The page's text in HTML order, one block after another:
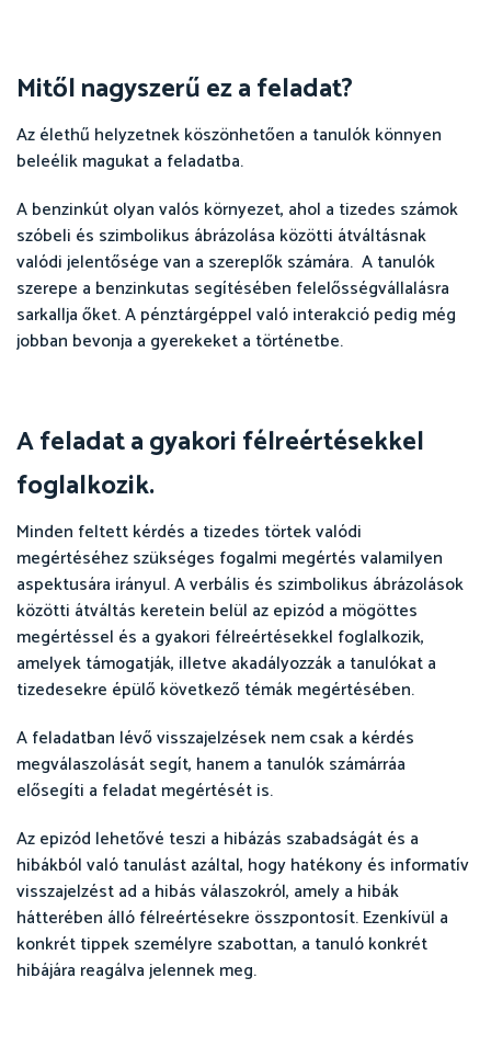
Mitől nagyszerű ez a feladat?
Az élethű helyzetnek köszönhetően a tanulók könnyen
beleélik magukat a feladatba.
A benzinkút olyan valós környezet, ahol a tizedes számok
szóbeli és szimbolikus ábrázolása közötti átváltásnak
valódi jelentősége van a szereplők számára. A tanulók
szerepe a benzinkutas segítésében felelősségvállalásra
sarkallja őket. A pénztárgéppel való interakció pedig még
jobban bevonja a gyerekeket a történetbe.
A feladat a gyakori félreértésekkel
foglalkozik.
Minden feltett kérdés a tizedes törtek valódi
megértéséhez szükséges fogalmi megértés valamilyen
aspektusára irányul. A verbális és szimbolikus ábrázolások
közötti átváltás keretein belül az epizód a mögöttes
megértéssel és a gyakori félreértésekkel foglalkozik,
amelyek támogatják, illetve akadályozzák a tanulókat a
tizedesekre épülő következő témák megértésében.
A feladatban lévő visszajelzések nem csak a kérdés
megválaszolását segít, hanem a tanulók számárráa
elősegíti a feladat megértését is.
Az epizód lehetővé teszi a hibázás szabadságát és a
hibákból való tanulást azáltal, hogy hatékony és informatív
visszajelzést ad a hibás válaszokról, amely a hibák
hátterében álló félreértésekre összpontosít. Ezenkívül a
konkrét tippek személyre szabottan, a tanuló konkrét
hibájára reagálva jelennek meg.